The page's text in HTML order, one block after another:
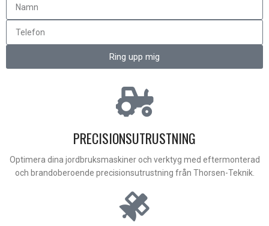
Ring upp mig
PRECISIONSUTRUSTNING
Optimera dina jordbruksmaskiner och verktyg med eftermonterad
och brandoberoende precisionsutrustning från Thorsen-Teknik.